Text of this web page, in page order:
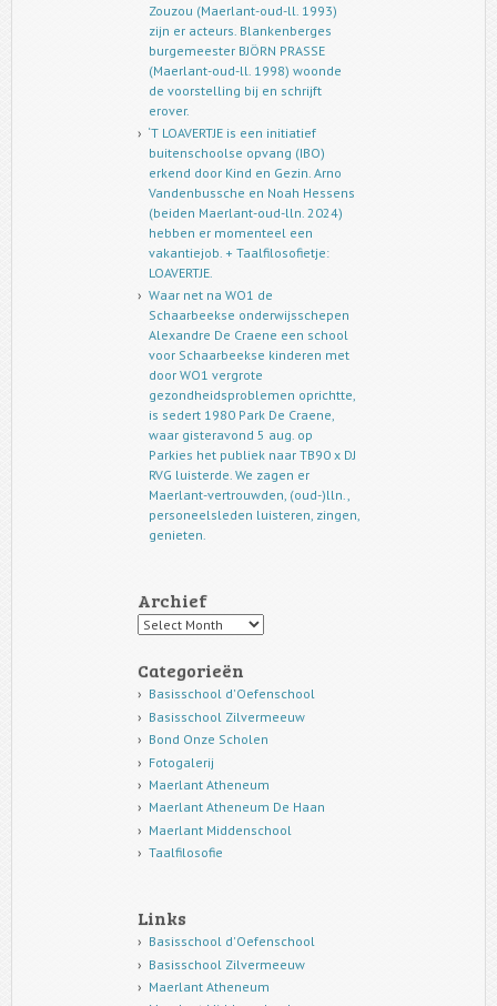
Zouzou (Maerlant-oud-ll. 1993)
zijn er acteurs. Blankenberges
burgemeester BJÖRN PRASSE
(Maerlant-oud-ll. 1998) woonde
de voorstelling bij en schrijft
erover.
‘T LOAVERTJE is een initiatief
buitenschoolse opvang (IBO)
erkend door Kind en Gezin. Arno
Vandenbussche en Noah Hessens
(beiden Maerlant-oud-lln. 2024)
hebben er momenteel een
vakantiejob. + Taalfilosofietje:
LOAVERTJE.
Waar net na WO1 de
Schaarbeekse onderwijsschepen
Alexandre De Craene een school
voor Schaarbeekse kinderen met
door WO1 vergrote
gezondheidsproblemen oprichtte,
is sedert 1980 Park De Craene,
waar gisteravond 5 aug. op
Parkies het publiek naar TB90 x DJ
RVG luisterde. We zagen er
Maerlant-vertrouwden, (oud-)lln.,
personeelsleden luisteren, zingen,
genieten.
Archief
Archief
Categorieën
Basisschool d'Oefenschool
Basisschool Zilvermeeuw
Bond Onze Scholen
Fotogalerij
Maerlant Atheneum
Maerlant Atheneum De Haan
Maerlant Middenschool
Taalfilosofie
Links
Basisschool d'Oefenschool
Basisschool Zilvermeeuw
Maerlant Atheneum